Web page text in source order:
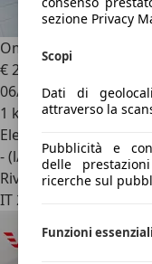
sezione Privacy
Scopi
Dati di
attraverso la
Pubblicità e
delle
ricerche sul
Funzioni
Omoda 5
HYBRID
€ 21.500
06/2026
1 km
Elettrica/Benzina
- (l/100 km)
Rivenditore
IT 20812